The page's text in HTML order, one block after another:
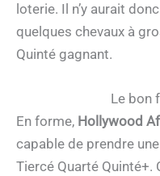
loterie. Il n’y aurait
quelques chevaux à
Quinté gagnant.
Le bon
En forme, Hollywood
capable de prendre
Tiercé Quarté Quinté+.